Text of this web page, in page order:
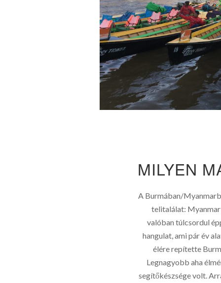
MILYEN
A Burmában/
telitalálat:
valóban túlcsordul
hangulat, ami pár év
élére repítette
Legnagyobb aha
segítőkészsége volt.